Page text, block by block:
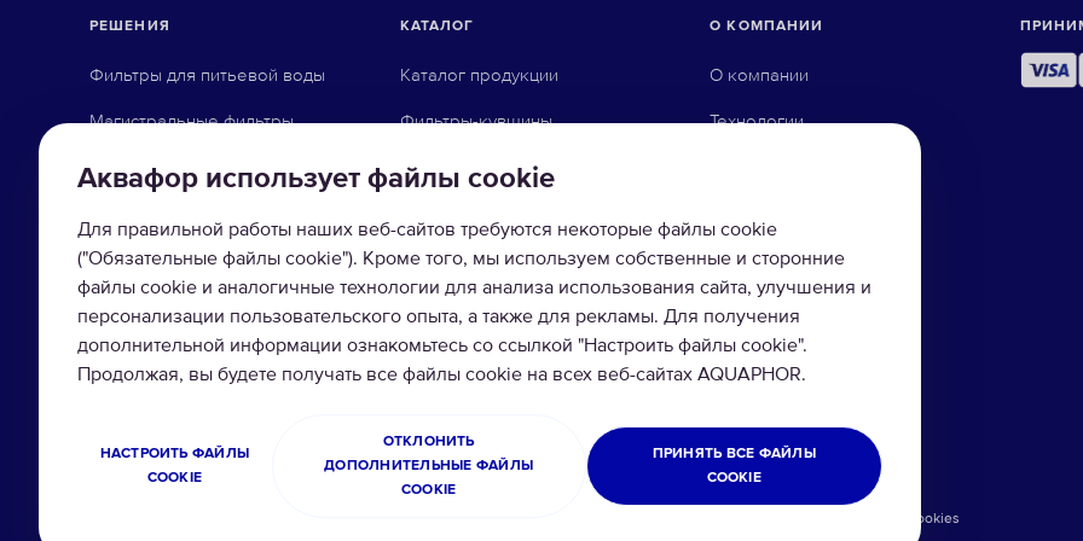
Аквафор использует файлы сookie
Для правильной работы наших веб-сайтов требуются некоторые файлы cookie
("Обязательные файлы cookie"). Кроме того, мы используем собственные и сторонние
файлы cookie и аналогичные технологии для анализа использования сайта, улучшения и
персонализации пользовательского опыта, а также для рекламы. Для получения
дополнительной информации ознакомьтесь со ссылкой "Настроить файлы cookie".
Продолжая, вы будете получать все файлы cookie на всех веб-сайтах AQUAPHOR.
НАСТРОИТЬ ФАЙЛЫ
COOKIE
ОТКЛОНИТЬ
ДОПОЛНИТЕЛЬНЫЕ ФАЙЛЫ
COOKIE
ПРИНЯТЬ ВСЕ ФАЙЛЫ
COOKIE
РЕШЕНИЯ
Фильтры для питьевой воды
Магистральные фильтры
Фильтры для организаций
КАТАЛОГ
Каталог продукции
Фильтры-кувшины
Системы обратного осмоса
Насадки на кран
Умягчители воды
О КОМПАНИИ
О компании
Технологии
Cookies